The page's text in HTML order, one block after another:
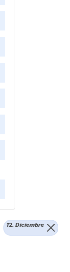
12. Diciembre